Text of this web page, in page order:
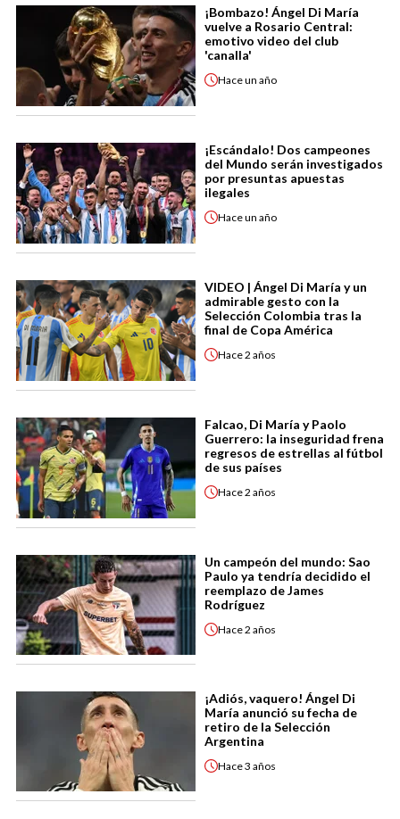
¡Bombazo! Ángel Di María
vuelve a Rosario Central:
emotivo video del club
'canalla'
Haceun año
¡Escándalo! Dos campeones
del Mundo serán investigados
por presuntas apuestas
ilegales
Haceun año
VIDEO | Ángel Di María y un
admirable gesto con la
Selección Colombia tras la
final de Copa América
Hace2 años
Falcao, Di María y Paolo
Guerrero: la inseguridad frena
regresos de estrellas al fútbol
de sus países
Hace2 años
Un campeón del mundo: Sao
Paulo ya tendría decidido el
reemplazo de James
Rodríguez
Hace2 años
¡Adiós, vaquero! Ángel Di
María anunció su fecha de
retiro de la Selección
Argentina
Hace3 años